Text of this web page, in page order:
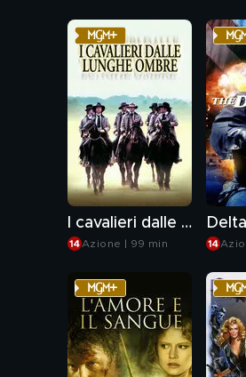
I cavalieri dalle lunghe ombre
Azione | 99 min